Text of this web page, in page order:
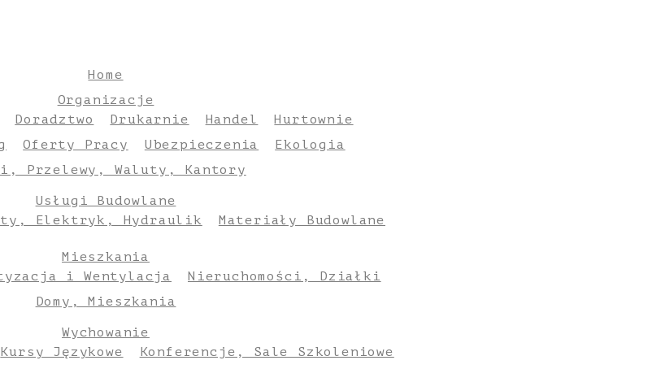
Home
Organizacje
Doradztwo Drukarnie Handel
Hurtownie
Oferty Pracy Ubezpieczenia
Ekologia
Przelewy, Waluty, Kantory
Usługi Budowlane
Elektryk, Hydraulik Materiały Budowlane
Mieszkania
i Wentylacja
Nieruchomości, Działki
Domy, Mieszkania
Wychowanie
Kursy Językowe
Konferencje, Sale Szkoleniowe